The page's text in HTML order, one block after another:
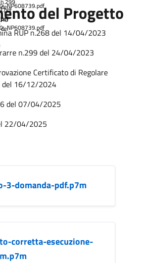
del Progetto
RUP n.268 del 14/04/2023
n.299 del 24/04/2023
Certificato di Regolare
del 16/12/2024
del 07/04/2025
22/04/2025
3-domanda-pdf.p7m
corretta-esecuzione-